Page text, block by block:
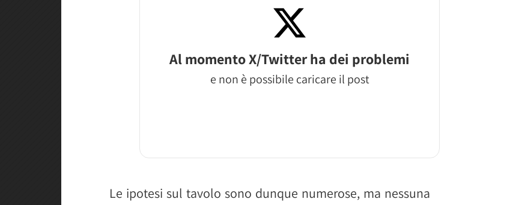
Al momento X/Twitter ha dei problemi
e non è possibile caricare il post
Le ipotesi sul tavolo sono dunque numerose, ma nessuna